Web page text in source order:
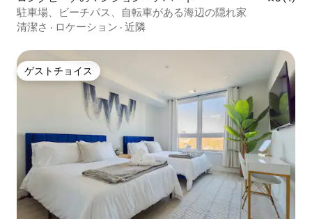
駐車場、ビーチパス、自転車がある海辺の隠れ家
清潔さ · ロケーション · 近隣
ゲストチョイス
ゲストチョイス